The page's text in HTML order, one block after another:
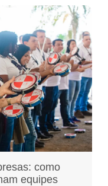
como
equipes